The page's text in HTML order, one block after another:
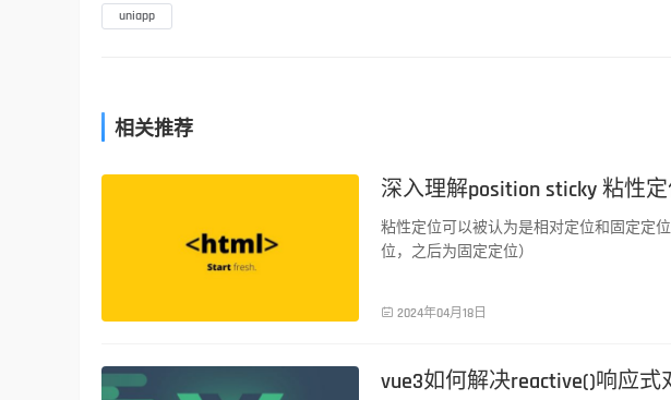
uniapp
相关推荐
深入理解position sticky 粘性
粘性定位可以被认为是相对定位和固定定
位，之后为固定定位）
 2024年04月18日
前端技术 vue3如何解决reactive()响应